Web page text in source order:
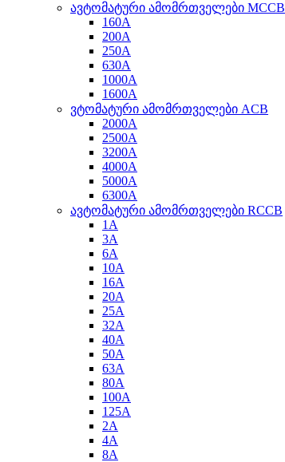
ავტომატური ამომრთველები MCCB
160A
200A
250A
630A
1000A
1600A
ვტომატური ამომრთველები ACB
2000A
2500A
3200A
4000A
5000A
6300A
ავტომატური ამომრთველები RCCB
1A
3A
6A
10A
16A
20A
25A
32A
40A
50A
63A
80A
100A
125A
2A
4A
8A